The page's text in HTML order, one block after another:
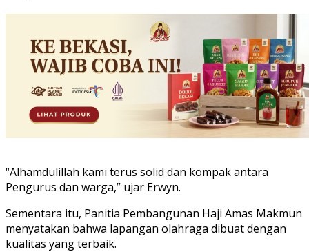
“Alhamdulillah kami terus solid dan kompak antara
Pengurus dan warga,” ujar Erwyn.
Sementara itu, Panitia Pembangunan Haji Amas Makmun
menyatakan bahwa lapangan olahraga dibuat dengan
kualitas yang terbaik.